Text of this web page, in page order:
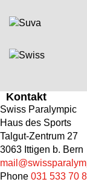
Kontakt
Swiss Paralympic
Haus des Sports
Talgut-Zentrum 27
3063 Ittigen b. Bern
Phone 031 533 70